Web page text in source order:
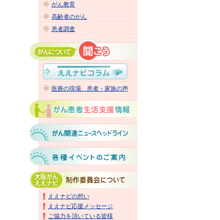
がん教育
高齢者のがん
患者調査
医療の現場、患者・家族の声
ええナビの想い
ええナビ応援メッセージ
ご協力を頂いている皆様